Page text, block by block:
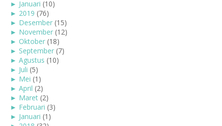
► Januari (10)
► 2019 (76)
► Desember (15)
► November (12)
► Oktober (18)
► September (7)
► Agustus (10)
► Juli (5)
► Mei (1)
► April (2)
► Maret (2)
► Februari (3)
► Januari (1)